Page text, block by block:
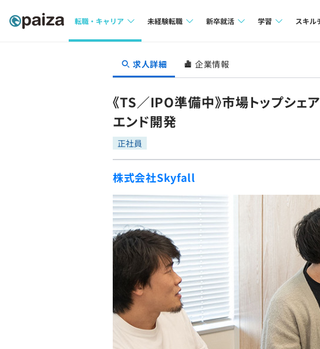
転職・キャリア
転職成功ガイド
未経験転職
求人検索
転職成功ガイド
新卒就活
本選考
インターン
就活成功ガイド
学習
4択課題
リファレンス
個人向けプラン
法人向けプラン
学校向けプラン
契約内容・クー
スキル
評価
求人詳細 企業情報
《TS／IPO準備中》市場トップシ
エンド開発
正社員
株式会社Skyfall